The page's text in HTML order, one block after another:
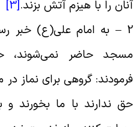
را با هیزم آتش بزند.[3]
به امام علی(ع) خبر
حاضر نمی‌‌شوند،
گروهی برای نماز
ندارند با ما بخورند و